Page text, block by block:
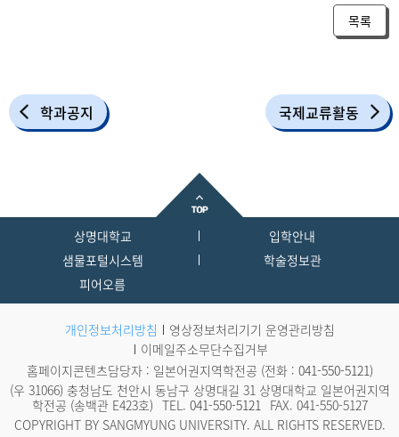
목록
학과공지 국제교류활동
상명대학교
입학안내
샘물포털시스템
학술정보관
피어오름
개인정보처리방침
영상정보처리기기 운영관리방침
이메일주소무단수집거부
홈페이지콘텐츠담당자 : 일본어권지역학전공 (전화 : 041-550-5121)
(우 31066) 충청남도 천안시 동남구 상명대길 31 상명대학교 일본어권지역
학전공 (송백관 E423호) TEL. 041-550-5121 FAX. 041-550-5127
COPYRIGHT BY SANGMYUNG UNIVERSITY. ALL RIGHTS RESERVED.